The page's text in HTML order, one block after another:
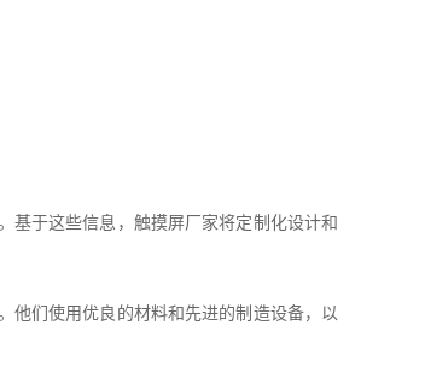
基于这些信息，触摸屏厂家将定制化设计和
他们使用优良的材料和先进的制造设备，以